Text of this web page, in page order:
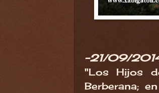
-21/09/
"Los Hijos
Berberana;